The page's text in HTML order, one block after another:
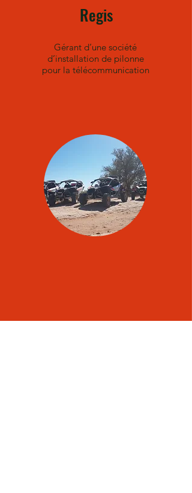
Gérant d’une société
d’installation de pilonne
pour la télécommunication
Regis